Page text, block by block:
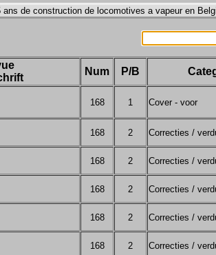
Num P/B
168 1 Cover - voor
168 2 Correcties /
168 2 Correcties /
168 2 Correcties /
168 2 Correcties /
168 2 Correcties /